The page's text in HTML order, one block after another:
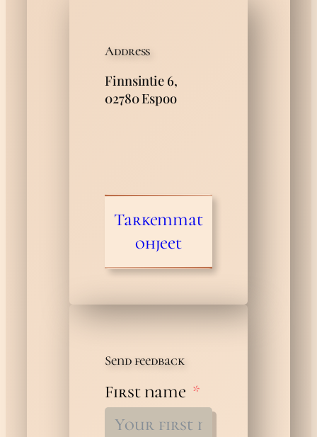
Address
Finnsintie 6,
02780 Espoo
Tarkemmat
ohjeet
Send feedback
First name